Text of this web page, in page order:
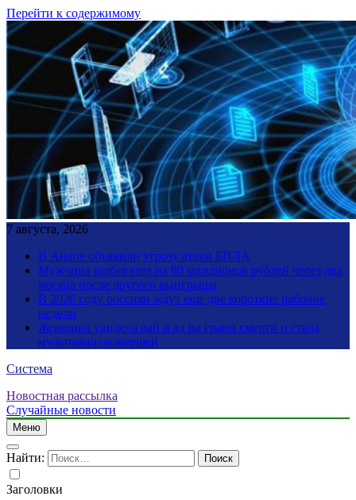
Перейти к содержимому
7 августа, 2026
В Анапе объявили угрозу атаки БПЛА
Мужчина разбогател на 80 миллионов рублей через два
месяца после другого выигрыша
В 2026 году россиян ждут еще две короткие рабочие
недели
Женщина увидела рай и ад на грани смерти и стала
мультимиллионершей
Система
Новостная рассылка
Случайные новости
Меню
Найти:
Заголовки